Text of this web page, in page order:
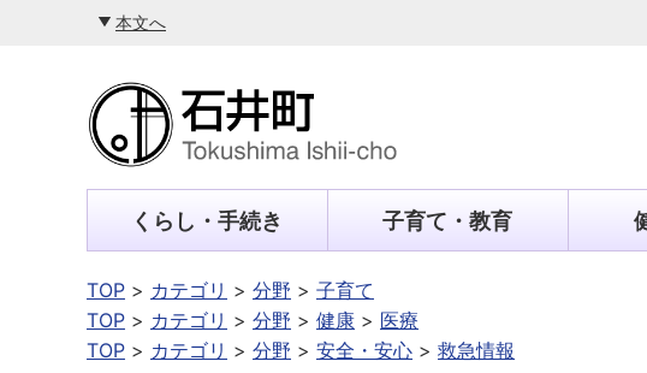
本文へ
くらし・手続き 子育て・教育
TOP カテゴリ 分野
子育て
TOP
カテゴリ 分野 健康
医療
TOP
カテゴリ 分野 安全・安心 救急情報